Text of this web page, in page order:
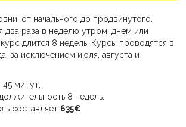
от начального до продвинутого.
два раза в неделю утром, днем или
длится 8 недель. Курсы проводятся в
за исключением июля, августа и
минут.
8 недель.
составляет 635€